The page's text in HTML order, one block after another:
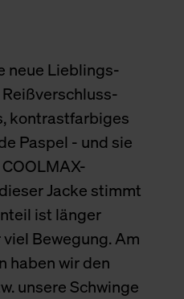
neue Lieblings-
kontrastfarbiges
Paspel - und sie
Jacke stimmt
ist länger
Bewegung. Am
haben wir den
unsere Schwinge